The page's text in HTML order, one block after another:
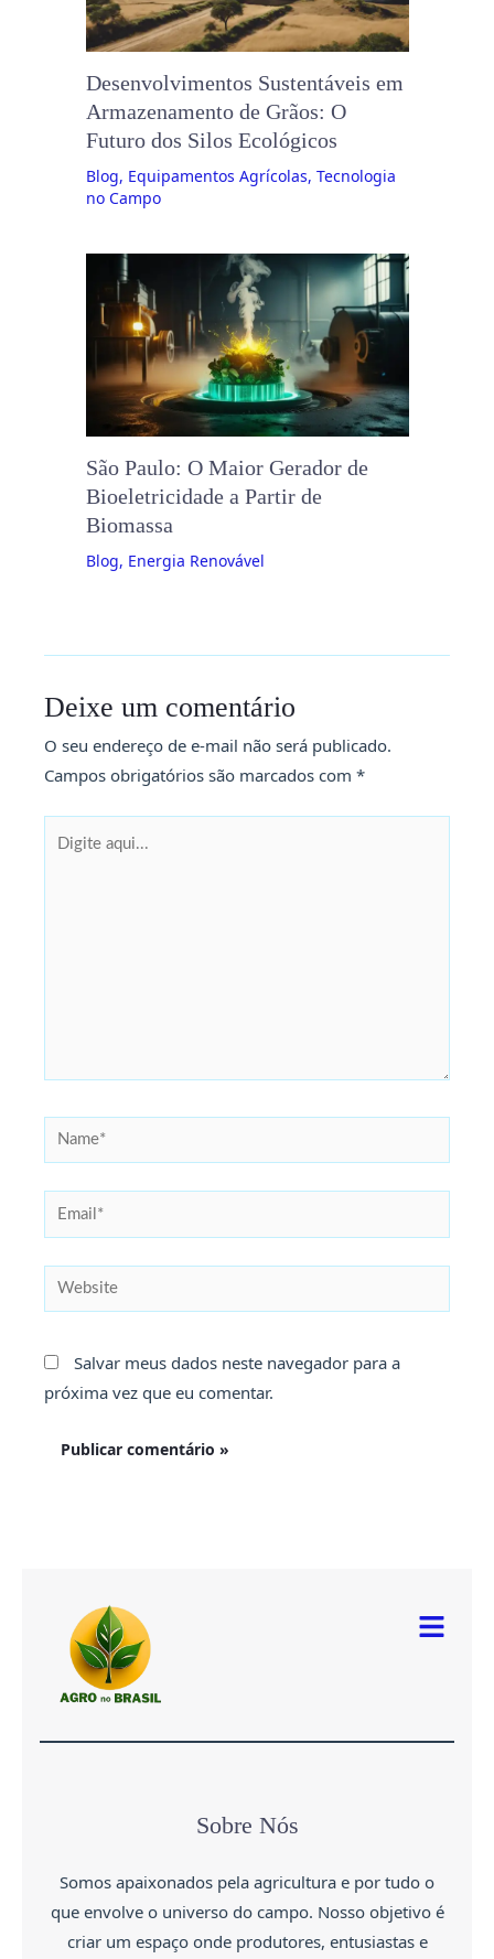
Desenvolvimentos Sustentáveis ​​em
Armazenamento de Grãos: O
Futuro dos Silos Ecológicos
Blog, Equipamentos Agrícolas, Tecnologia
no Campo
São Paulo: O Maior Gerador de
Bioeletricidade a Partir de
Biomassa
Blog, Energia Renovável
Deixe um comentário
O seu endereço de e-mail não será publicado.
Campos obrigatórios são marcados com *
aqui...
Name*
Email*
Website
Salvar meus dados neste navegador para a
próxima vez que eu comentar.
Menu
Sobre Nós
Somos apaixonados pela agricultura e por tudo o
que envolve o universo do campo. Nosso objetivo é
criar um espaço onde produtores, entusiastas e